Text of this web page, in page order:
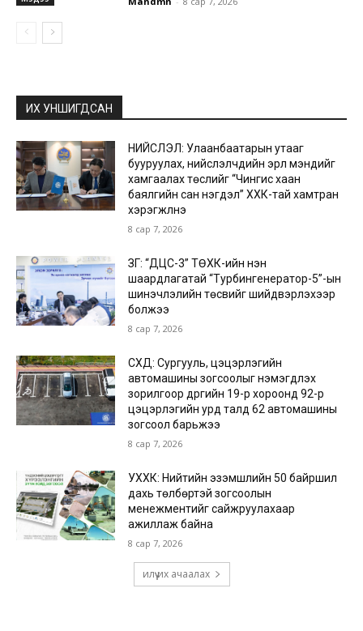
ИХ УНШИГДСАН
НИЙСЛЭЛ: Улаанбаатарын утааг
бууруулах, нийслэлчүүдийн эрүүл мэндийг
хамгаалах төслийг “Чингис хаан
баялгийн сан нэгдэл” ХХК-тай хамтран
хэрэгжүүлнэ
8 сар 7, 2026
ЗГ: “ДЦС-3” ТӨХК-ийн нэн
шаардлагатай “Турбингенератор-5”-ын
шинэчлэлийн төсвийг шийдвэрлэхээр
болжээ
8 сар 7, 2026
СХД: Сургууль, цэцэрлэгийн
автомашины зогсоолыг нэмэгдүүлэх
зорилгоор дүүргийн 19-р хороонд 92-р
цэцэрлэгийн урд талд 62 автомашины
зогсоол барьжээ
8 сар 7, 2026
УХХК: Нийтийн эзэмшлийн 50 байршил
дахь төлбөртэй зогсоолын
менежментийг сайжруулахаар
ажиллаж байна
8 сар 7, 2026
илүү их ачаалах